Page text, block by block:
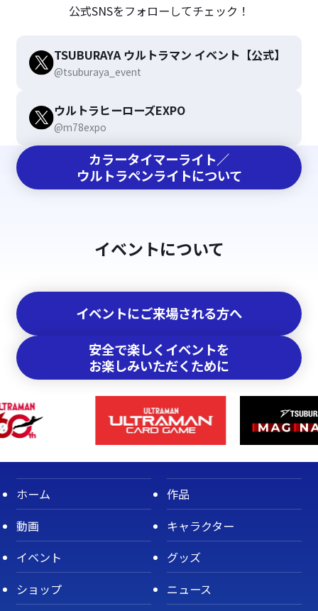
公式SNSをフォローしてチェック！
TSUBURAYA ウルトラマン イベント【公式】
@tsuburaya_event
ウルトラヒーローズEXPO
@m78expo
カラータイマーライト／
ウルトラペンライトについて
イベントについて
イベントにご来場される方へ
安全で楽しくイベントを
お楽しみいただくために
ホーム
作品
動画
キャラクター
イベント
グッズ
ショップ
ニュース